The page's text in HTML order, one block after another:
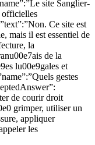
site Sanglier-
officielles
Ce site est
mais il est essentiel de
la
de la
lu00e9gales et
gestes
de courir droit
grimper, utiliser un
appliquer
les